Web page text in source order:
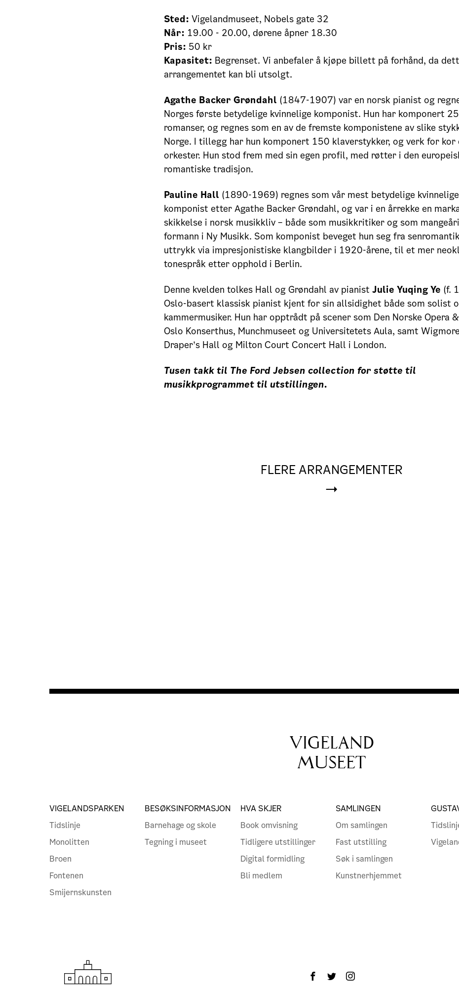
Sted: Vigelandmuseet, Nobels gate 32
Når: 19.00 - 20.00, dørene åpner 18.30
Pris: 50 kr
Kapasitet: Begrenset. Vi anbefaler å kjøpe billett på forhånd, da
arrangementet kan bli utsolgt.
Agathe Backer Grøndahl (1847-1907) var en norsk pianist og
Norges første betydelige kvinnelige komponist. Hun har komponert
romanser, og regnes som en av de fremste komponistene av slike
Norge. I tillegg har hun komponert 150 klaverstykker, og verk for kor
orkester. Hun stod frem med sin egen profil, med røtter i den
romantiske tradisjon.
Pauline Hall (1890-1969) regnes som vår mest betydelige kvinnelige
komponist etter Agathe Backer Grøndahl, og var i en årrekke en
skikkelse i norsk musikkliv – både som musikkritiker og som
formann i Ny Musikk. Som komponist beveget hun seg fra
uttrykk via impresjonistiske klangbilder i 1920-årene, til et mer
tonespråk etter opphold i Berlin.
Denne kvelden tolkes Hall og Grøndahl av pianist Julie Yuqing Ye (f.
Oslo-basert klassisk pianist kjent for sin allsidighet både som solist
kammermusiker. Hun har opptrådt på scener som Den Norske Opera
Oslo Konserthus, Munchmuseet og Universitetets Aula, samt
Draper’s Hall og Milton Court Concert Hall i London.
Tusen takk til The Ford Jebsen collection for støtte til
musikkprogrammet til utstillingen.
FLERE ARRANGEMENTER
VIGELAND
MUSEET
VIGELANDSPARKEN
Tidslinje
Monolitten
Broen
Fontenen
Smijernskunsten
BESØKSINFORMASJON
Barnehage og skole
Tegning i museet
HVA SKJER
Book omvisning
Tidligere utstillinger
Digital formidling
Bli medlem
SAMLINGEN
Om samlingen
Fast utstilling
Søk i samlingen
Kunstnerhjemmet